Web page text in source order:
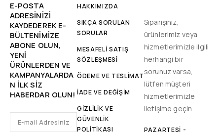
E-POSTA
ADRESINIZI
KAYDEDEREK E-
BÜLTENIMIZE
ABONE OLUN,
YENİ
ÜRÜNLERDEN VE
KAMPANYALARDA
N ILK SIZ
HABERDAR OLUN!
HAKKIMIZDA
SIKÇA SORULAN
SORULAR
MESAFELİ SATIŞ
SÖZLEŞMESİ
ÖDEME VE TESLİMAT
İADE VE DEĞİŞİM
GİZLİLİK VE
GÜVENLİK
POLİTİKASI
Siparişiniz,
ürünlerimiz veya
hizmetlerimizle ilgili
herhangi bir
sorunuz varsa,
lütfen müşteri
hizmetlerimizle
iletişime geçin.
PAZARTESI -